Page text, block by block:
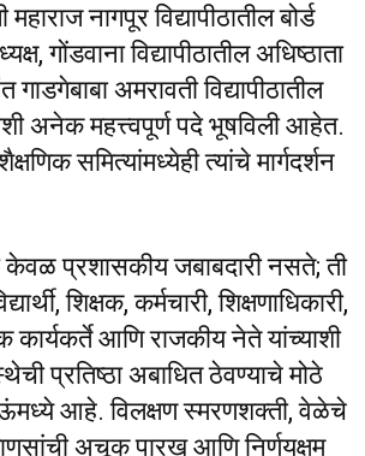
नागपूर विद्यापीठातील बोर्ड
गोंडवाना विद्यापीठातील अधिष्ठाता
अमरावती विद्यापीठातील
अनेक महत्त्वपूर्ण पदे भूषविली आहेत.
समित्यांमध्येही त्यांचे मार्गदर्शन
केवळ प्रशासकीय जबाबदारी नसते; ती
शिक्षक, कर्मचारी, शिक्षणाधिकारी,
कार्यकर्ते आणि राजकीय नेते यांच्याशी
प्रतिष्ठा अबाधित ठेवण्याचे मोठे
आहे. विलक्षण स्मरणशक्ती, वेळेचे
अचूक पारख आणि निर्णयक्षम